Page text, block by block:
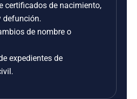
certificados de nacimiento,
defunción.
de nombre o
expedientes de